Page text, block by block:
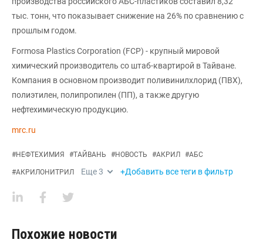
тыс. тонн, что показывает снижение на 26% по сравнению с
прошлым годом.
Formosa Plastics Corporation (FCP) - крупный мировой
химический производитель со штаб-квартирой в Тайване.
Компания в основном производит поливинилхлорид (ПВХ),
полиэтилен, полипропилен (ПП), а также другую
нефтехимическую продукцию.
mrc.ru
#НЕФТЕХИМИЯ #ТАЙВАНЬ #НОВОСТЬ #АКРИЛ #АБС
#АКРИЛОНИТРИЛ Еще3 +Добавить все теги в фильтр
Похожие новости